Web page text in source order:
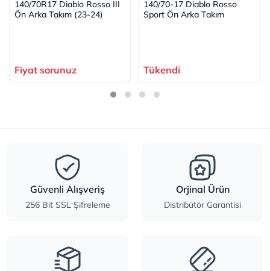
140/70R17 Diablo Rosso III
Ön Arka Takım (23-24)
Fiyat sorunuz
140/70-17 Diablo Rosso
Sport Ön Arka Takım
Tükendi
Güvenli Alışveriş
256 Bit SSL Şifreleme
Orjinal Ürün
Distribütör Garantisi